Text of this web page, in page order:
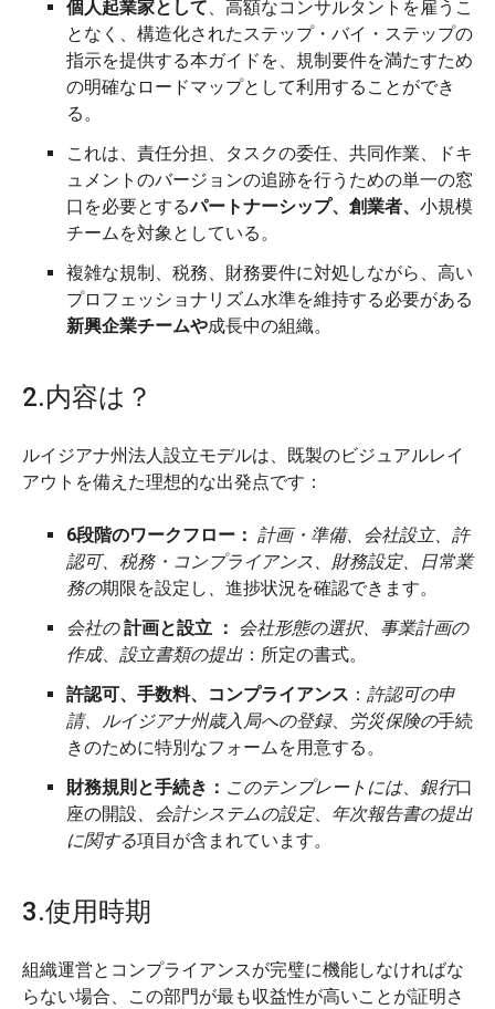
個人起業家として、高額なコンサルタントを雇うこ
となく、構造化されたステップ・バイ・ステップの
指示を提供する本ガイドを、規制要件を満たすため
の明確なロードマップとして利用することができ
る。
これは、責任分担、タスクの委任、共同作業、ドキ
ュメントのバージョンの追跡を行うための単一の窓
口を必要とするパートナーシップ、創業者、 小規模
チームを対象としている。
複雑な規制、税務、財務要件に対処しながら、高い
プロフェッショナリズム水準を維持する必要がある
新興企業チームや成長中の組織。
2.内容は？
ルイジアナ州法人設立モデルは、既製のビジュアルレイ
アウトを備えた理想的な出発点です：
6段階のワークフロー： 計画・準備、会社設立、許
認可、税務・コンプライアンス、財務設定、
日常業
務の期限を設定し 、 進捗状況を確認できます。
会社の 計画と設立 ：
会社形態の選択、事業計画の
作成、 設立書類の提出 ：所定の書式。
許認可、手数料、コンプライアンス ： 許認可の申
請、ルイジアナ州歳入局への登録、 労災保険の手続
きのために特別なフォームを用意する。
財務規則と手続き： このテンプレートには、 銀行口
座の開設、会計システムの設定、 年次報告書の提出
に関する項目が含まれています。
3.使用時期
組織運営とコンプライアンスが完璧に機能しなければな
らない場合、この部門が最も収益性が高いことが証明さ